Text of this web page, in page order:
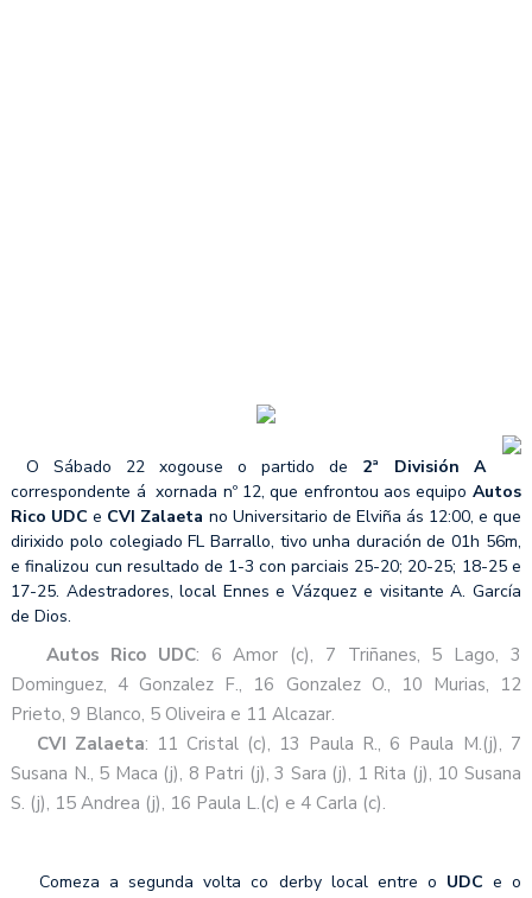
O Sábado 22 xogouse o partido de 2ª División A
correspondente á xornada nº 12, que enfrontou aos equipo Autos
Rico UDC e CVI Zalaeta no Universitario de Elviña ás 12:00, e que
dirixido polo colegiado FL Barrallo, tivo unha duración de 01h 56m,
e finalizou cun resultado de 1-3 con parciais 25-20; 20-25; 18-25 e
17-25. Adestradores, local Ennes e Vázquez e visitante A. García
de Dios.
Autos Rico UDC: 6 Amor (c), 7 Triñanes, 5 Lago, 3
Dominguez, 4 Gonzalez F., 16 Gonzalez O., 10 Murias, 12
Prieto, 9 Blanco, 5 Oliveira e 11 Alcazar.
CVI Zalaeta: 11 Cristal (c), 13 Paula R., 6 Paula M.(j), 7
Susana N., 5 Maca (j), 8 Patri (j), 3 Sara (j), 1 Rita (j), 10 Susana
S. (j), 15 Andrea (j), 16 Paula L.(c) e 4 Carla (c).
Comeza a segunda volta co derby local entre o UDC e o